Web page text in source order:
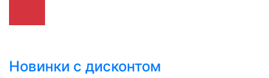
Новинки с дисконтом